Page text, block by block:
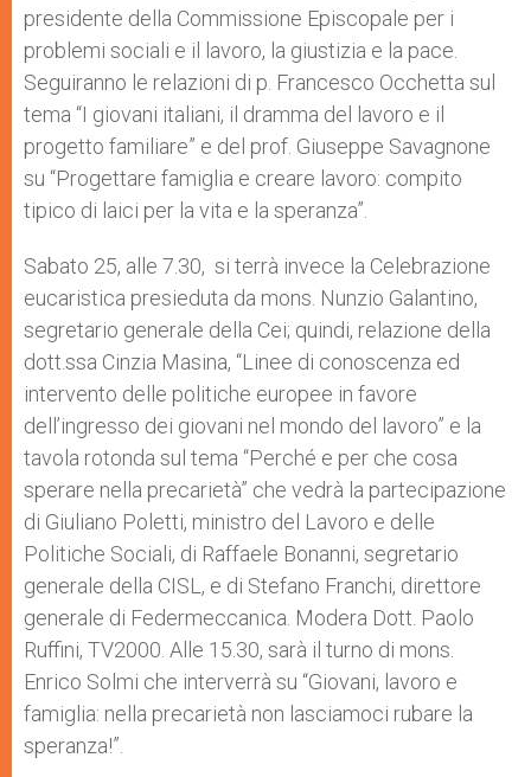
presidente della Commissione Episcopale per i
problemi sociali e il lavoro, la giustizia e la pace.
Seguiranno le relazioni di p. Francesco Occhetta sul
tema “I giovani italiani, il dramma del lavoro e il
progetto familiare” e del prof. Giuseppe Savagnone
su “Progettare famiglia e creare lavoro: compito
tipico di laici per la vita e la speranza”.
Sabato 25, alle 7.30, si terrà invece la Celebrazione
eucaristica presieduta da mons. Nunzio Galantino,
segretario generale della Cei; quindi, relazione della
dott.ssa Cinzia Masina, “Linee di conoscenza ed
intervento delle politiche europee in favore
dell’ingresso dei giovani nel mondo del lavoro” e la
tavola rotonda sul tema “Perché e per che cosa
sperare nella precarietà” che vedrà la partecipazione
di Giuliano Poletti, ministro del Lavoro e delle
Politiche Sociali, di Raffaele Bonanni, segretario
generale della CISL, e di Stefano Franchi, direttore
generale di Federmeccanica. Modera Dott. Paolo
Ruffini, TV2000. Alle 15.30, sarà il turno di mons.
Enrico Solmi che interverrà su “Giovani, lavoro e
famiglia: nella precarietà non lasciamoci rubare la
speranza!”.